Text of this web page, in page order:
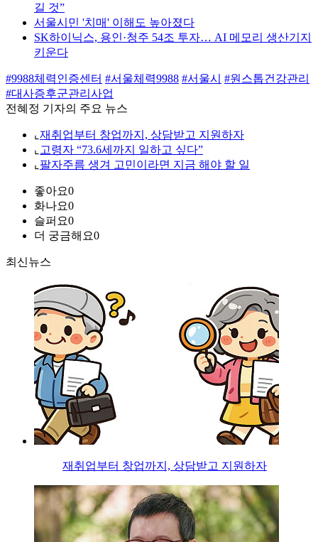
길 것”
서울시민 '치매' 이해도 높아졌다
SK하이닉스, 용인·청주 54조 투자… AI 메모리 생산기지
키운다
#9988체력인증센터 #서울체력9988 #서울시 #원스톱건강관리
#대사증후군관리사업
전혜정 기자의 주요 뉴스
⌞ 재취업부터 창업까지, 상담받고 지원하자
⌞ 고령자 “73.6세까지 일하고 싶다”
⌞ 팔자주름 생겨 고민이라면 지금 해야 할 일
좋아요0
화나요0
슬퍼요0
더 궁금해요0
최신뉴스
재취업부터 창업까지, 상담받고 지원하자